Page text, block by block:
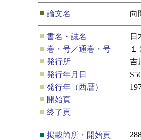
■ 論文名 向
■ 書名・誌名
日
■ 巻・号／通巻・号
１
■ 発行所
吉
■ 発行年月日
■ 発行年（西暦）
■ 開始頁
■ 終了頁
■ 掲載箇所・開始頁